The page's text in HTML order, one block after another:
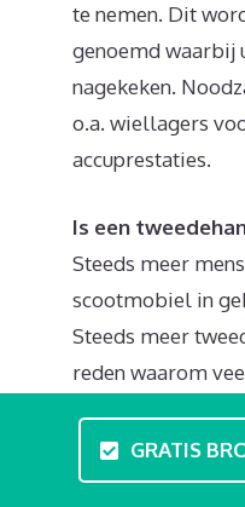
te nemen. Dit
genoemd waarbij
nagekeken.
o.a. wiellagers
accuprestaties.
Is een
Steeds meer
scootmobiel in
Steeds meer
reden waarom
tegen lage
geschikte scooter
GRATIS